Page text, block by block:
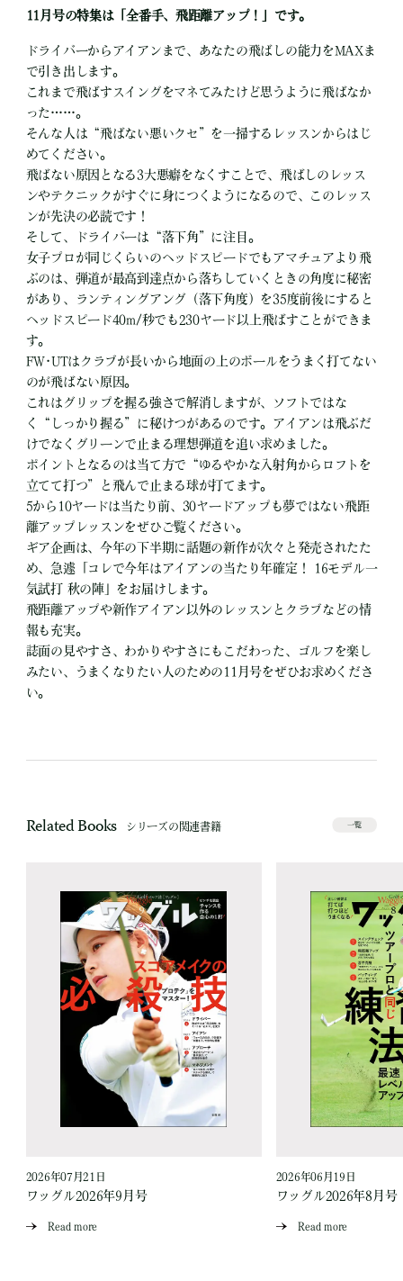
11月号の特集は「全番手、飛距離アップ！」です。
ドライバーからアイアンまで、あなたの飛ばしの能力をMAXま
で引き出します。
これまで飛ばすスイングをマネてみたけど思うように飛ばなか
った……。
そんな人は“飛ばない悪いクセ”を一掃するレッスンからはじ
めてください。
飛ばない原因となる3大悪癖をなくすことで、飛ばしのレッス
ンやテクニックがすぐに身につくようになるので、このレッス
ンが先決の必読です！
そして、ドライバーは“落下角”に注目。
女子プロが同じくらいのヘッドスピードでもアマチュアより飛
ぶのは、弾道が最高到達点から落ちしていくときの角度に秘密
があり、ランティングアング（落下角度）を35度前後にすると
ヘッドスピード40m/秒でも230ヤード以上飛ばすことができま
す。
FW･UTはクラブが長いから地面の上のボールをうまく打てない
のが飛ばない原因。
これはグリップを握る強さで解消しますが、ソフトではな
く“しっかり握る”に秘けつがあるのです。アイアンは飛ぶだ
けでなくグリーンで止まる理想弾道を追い求めました。
ポイントとなるのは当て方で“ゆるやかな入射角からロフトを
立てて打つ”と飛んで止まる球が打てます。
5から10ヤードは当たり前、30ヤードアップも夢ではない飛距
離アップレッスンをぜひご覧ください。
ギア企画は、今年の下半期に話題の新作が次々と発売されたた
め、急遽「コレで今年はアイアンの当たり年確定！ 16モデル一
気試打 秋の陣」をお届けします。
飛距離アップや新作アイアン以外のレッスンとクラブなどの情
報も充実。
誌面の見やすさ、わかりやすさにもこだわった、ゴルフを楽し
みたい、うまくなりたい人のための11月号をぜひお求めくださ
い。
Related Books シリーズの関連書籍 一覧
2026年07月21日
ワッグル2026年9月号
Read more
2026年06月19日
ワッグル2026年8月号
Read more